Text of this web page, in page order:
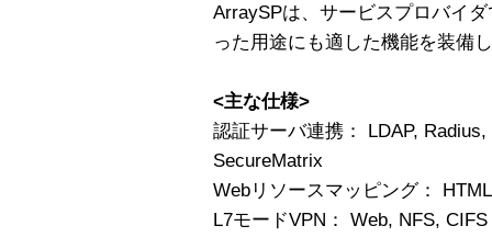
ArraySPは、サービスプロバイ
った用途にも適した機能を装備
<主な仕様>
認証サーバ連携： LDAP,
SecureMatrix
Webリソースマッピング：
L7モードVPN： Web, NFS, CIFS